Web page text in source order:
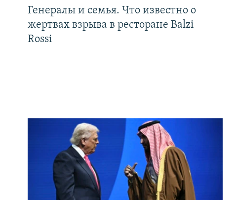
Генералы и семья. Что известно о
жертвах взрыва в ресторане Balzi
Rossi